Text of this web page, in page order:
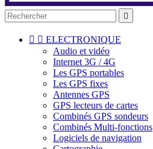

  ELECTRONIQUE
Audio et vidéo
Internet 3G / 4G
Les GPS portables
Les GPS fixes
Antennes GPS
GPS lecteurs de cartes
Combinés GPS sondeurs
Combinés Multi-fonctions
Logiciels de navigation